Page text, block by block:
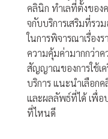
คลินิก ทำเลที่ตั้งของ
จกับบริการเสริมที่รว
ในการพิจารณาเรื่อง
ความคุ้มค่ามากกว่าค
สัญญาณของการใช้เ
บริการ แนะนำเลือ
และผลลัพธ์ที่ได้ เพื่อ
ที่ไหนดี